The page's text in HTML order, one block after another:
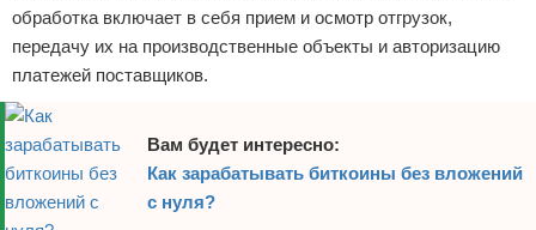
обработка включает в себя прием и осмотр отгрузок,
передачу их на производственные объекты и авторизацию
платежей поставщиков.
Вам будет интересно:
Как зарабатывать биткоины без вложений
с нуля?